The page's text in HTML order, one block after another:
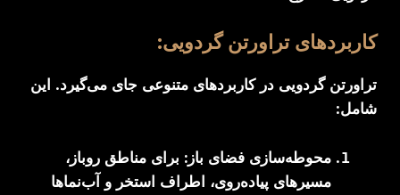
کاربردهای تراورتن گردویی:
تراورتن گردویی در کاربردهای متنوعی جای می‌گیرد. این
شامل:
محوطه‌سازی فضای باز: برای مناطق روباز،
مسیرهای پیاده‌روی، اطراف استخر و آب‌نماها